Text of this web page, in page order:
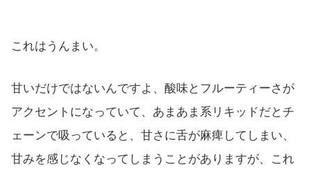
これはうんまい。
甘いだけではないんですよ、酸味とフルーティーさが
アクセントになっていて、あまあま系リキッドだとチ
ェーンで吸っていると、甘さに舌が麻痺してしまい、
甘みを感じなくなってしまうことがありますが、これ